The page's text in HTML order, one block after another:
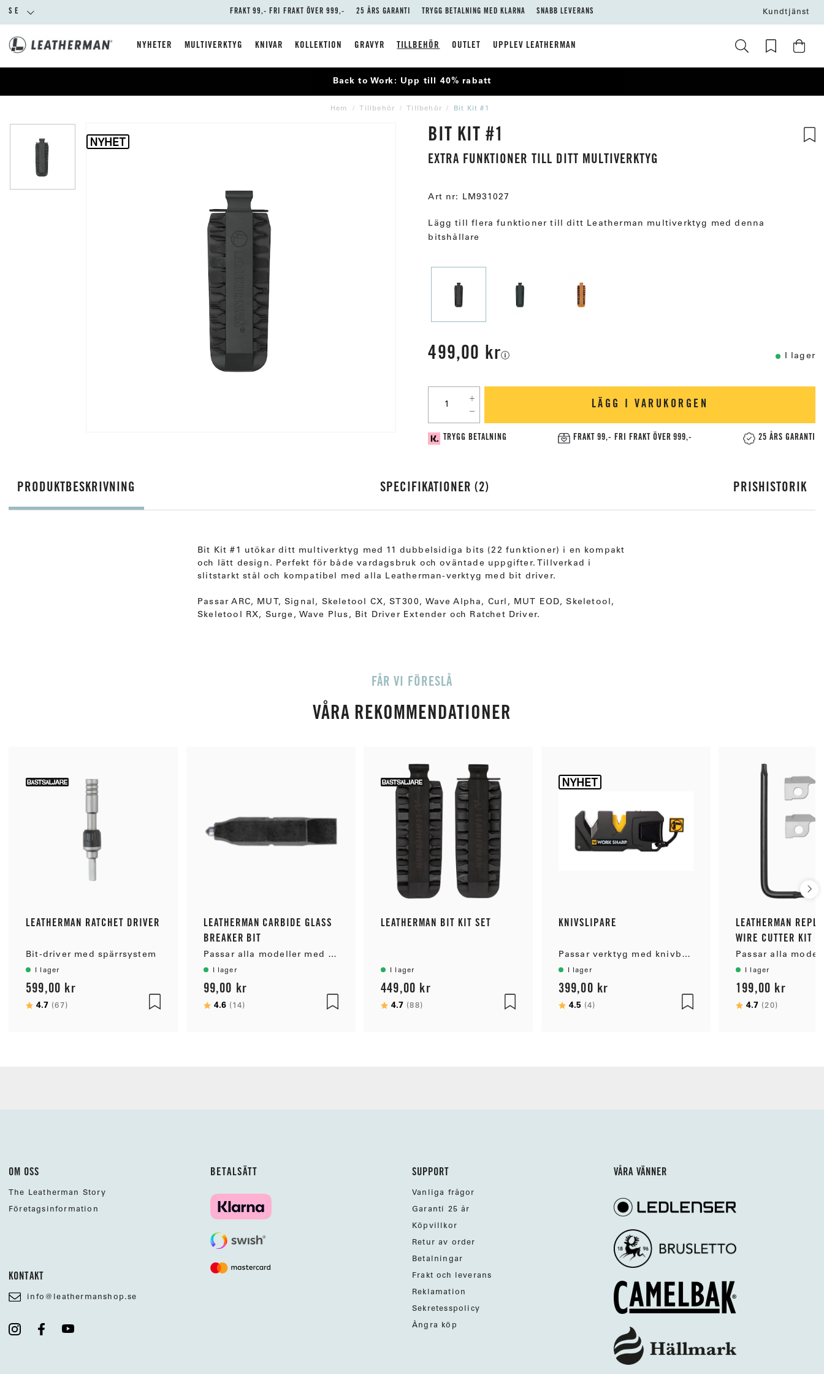
SE FRAKT 99,- FRI FRAKT ÖVER 999,- 25 ÅRS GARANTI TRYGG BETALNING MED KLARNA SNABB LEVERANS Kundtjänst
NYHETER MULTIVERKTYG KNIVAR KOLLEKTION GRAVYR TILLBEHÖR OUTLET UPPLEV LEATHERMAN
Back to Work: Upp till 40% rabatt
Hem Tillbehör Tillbehör Bit Kit #1
BIT KIT #1
EXTRA FUNKTIONER TILL DITT MULTIVERKTYG
Art nr: LM931027
Lägg till flera funktioner till ditt Leatherman multiverktyg med denna
bitshållare
499,00 kr I lager
LÄGG I VARUKORGEN
TRYGG BETALNING FRAKT 99,- FRI FRAKT ÖVER 999,- 25 ÅRS GARANTI
PRODUKTBESKRIVNING SPECIFIKATIONER 2 PRISHISTORIK
Bit Kit #1 utökar ditt multiverktyg med 11 dubbelsidiga bits (22 funktioner) i en kompakt
och lätt design. Perfekt för både vardagsbruk och oväntade uppgifter. Tillverkad i
slitstarkt stål och kompatibel med alla Leatherman-verktyg med bit driver.
Passar ARC, MUT, Signal, Skeletool CX, ST300, Wave Alpha, Curl, MUT EOD, Skeletool,
Skeletool RX, Surge, Wave Plus, Bit Driver Extender och Ratchet Driver.
FÅR VI FÖRESLÅ
VÅRA REKOMMENDATIONER
LEATHERMAN RATCHET DRIVER
Bit-driver med spärrsystem
I lager
599,00 kr
Betyg:
4.7 (67)
LEATHERMAN CARBIDE GLASS
BREAKER BIT
Passar alla modeller med stor bitshållare
I lager
99,00 kr
Betyg:
4.6(14)
LEATHERMAN BIT KIT SET
I lager
449,00 kr
Betyg:
4.7 (88)
KNIVSLIPARE
Passar verktyg med knivblad
I lager
399,00 kr
Betyg:
4.5(4)
LEATHERMAN
WIRE CUTTER KIT
I lager
199,00 kr
Betyg:
4.7 (20)
OM OSS
The Leatherman Story
Företagsinformation
KONTAKT
info@leathermanshop.se
BETALSÄTT SUPPORT
Vanliga frågor
Garanti 25 år
Köpvillkor
Retur av order
Betalningar
Frakt och leverans
Reklamation
Sekretesspolicy
Ångra köp
VÅRA VÄNNER